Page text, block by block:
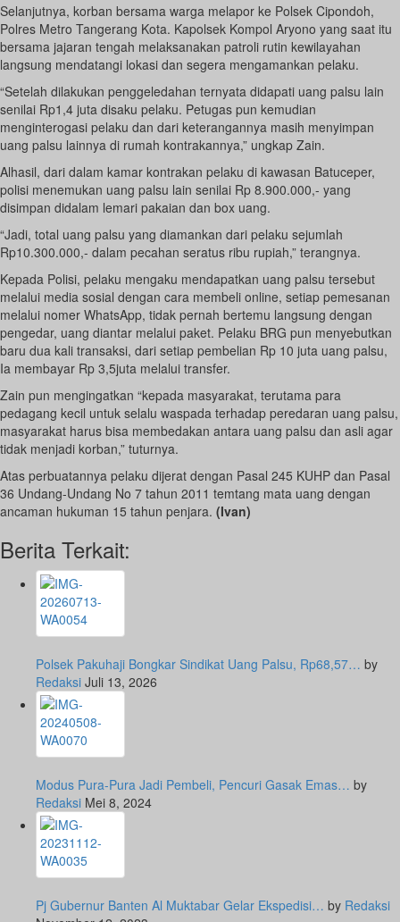
Selanjutnya, korban bersama warga melapor ke Polsek Cipondoh,
Polres Metro Tangerang Kota. Kapolsek Kompol Aryono yang saat itu
bersama jajaran tengah melaksanakan patroli rutin kewilayahan
langsung mendatangi lokasi dan segera mengamankan pelaku.
“Setelah dilakukan penggeledahan ternyata didapati uang palsu lain
senilai Rp1,4 juta disaku pelaku. Petugas pun kemudian
menginterogasi pelaku dan dari keterangannya masih menyimpan
uang palsu lainnya di rumah kontrakannya,” ungkap Zain.
Alhasil, dari dalam kamar kontrakan pelaku di kawasan Batuceper,
polisi menemukan uang palsu lain senilai Rp 8.900.000,- yang
disimpan didalam lemari pakaian dan box uang.
“Jadi, total uang palsu yang diamankan dari pelaku sejumlah
Rp10.300.000,- dalam pecahan seratus ribu rupiah,” terangnya.
Kepada Polisi, pelaku mengaku mendapatkan uang palsu tersebut
melalui media sosial dengan cara membeli online, setiap pemesanan
melalui nomer WhatsApp, tidak pernah bertemu langsung dengan
pengedar, uang diantar melalui paket. Pelaku BRG pun menyebutkan
baru dua kali transaksi, dari setiap pembelian Rp 10 juta uang palsu,
Ia membayar Rp 3,5juta melalui transfer.
Zain pun mengingatkan “kepada masyarakat, terutama para
pedagang kecil untuk selalu waspada terhadap peredaran uang palsu,
masyarakat harus bisa membedakan antara uang palsu dan asli agar
tidak menjadi korban,” tuturnya.
Atas perbuatannya pelaku dijerat dengan Pasal 245 KUHP dan Pasal
36 Undang-Undang No 7 tahun 2011 temtang mata uang dengan
ancaman hukuman 15 tahun penjara. (Ivan)
Berita Terkait:
Polsek Pakuhaji Bongkar Sindikat Uang Palsu, Rp68,57… by
Redaksi Juli 13, 2026
Modus Pura-Pura Jadi Pembeli, Pencuri Gasak Emas… by
Redaksi Mei 8, 2024
Pj Gubernur Banten Al Muktabar Gelar Ekspedisi… by Redaksi